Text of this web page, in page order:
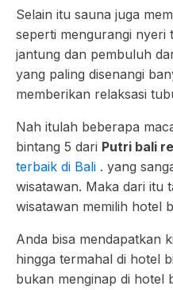
Selain itu sauna juga
seperti mengurangi nyeri
jantung dan pembuluh
yang paling disenangi
memberikan relaksasi
Nah itulah beberapa
bintang 5 dari Putri bali
terbaik di Bali . yang
wisatawan. Maka dari itu
wisatawan memilih hotel
Anda bisa mendapatkan
hingga termahal di hotel
bukan menginap di hotel